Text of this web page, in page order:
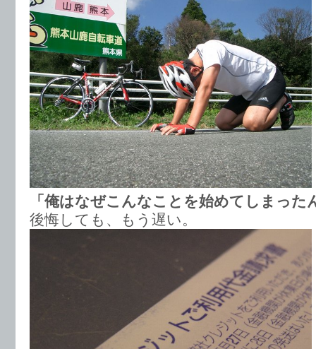
「俺はなぜこんなことを始めてしまった
後悔しても、もう遅い。